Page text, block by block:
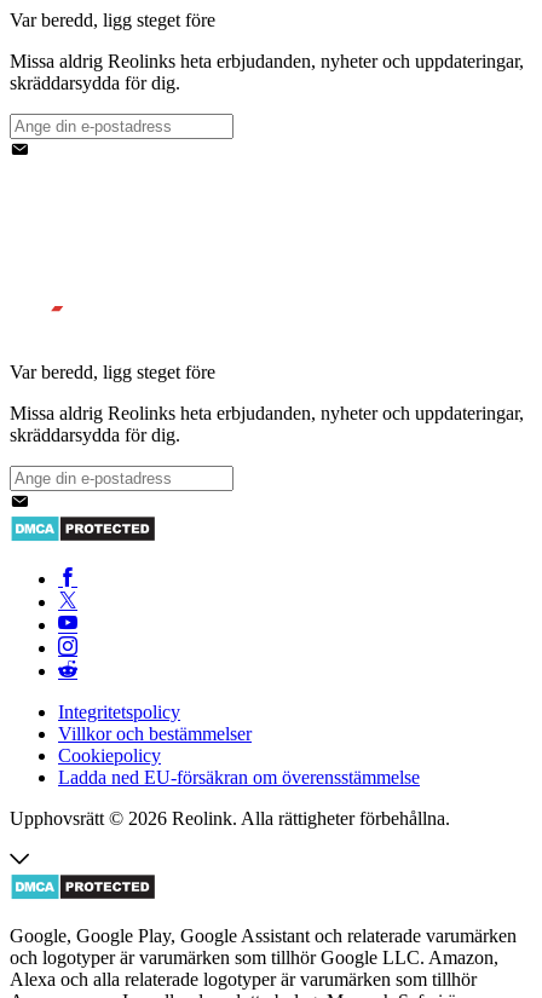
Var beredd, ligg steget före
Missa aldrig Reolinks heta erbjudanden, nyheter och uppdateringar,
skräddarsydda för dig.
Var beredd, ligg steget före
Missa aldrig Reolinks heta erbjudanden, nyheter och uppdateringar,
skräddarsydda för dig.
Integritetspolicy
Villkor och bestämmelser
Cookiepolicy
Ladda ned EU-försäkran om överensstämmelse
Upphovsrätt © 2026 Reolink. Alla rättigheter förbehållna.
Google, Google Play, Google Assistant och relaterade varumärken
och logotyper är varumärken som tillhör Google LLC. Amazon,
Alexa och alla relaterade logotyper är varumärken som tillhör